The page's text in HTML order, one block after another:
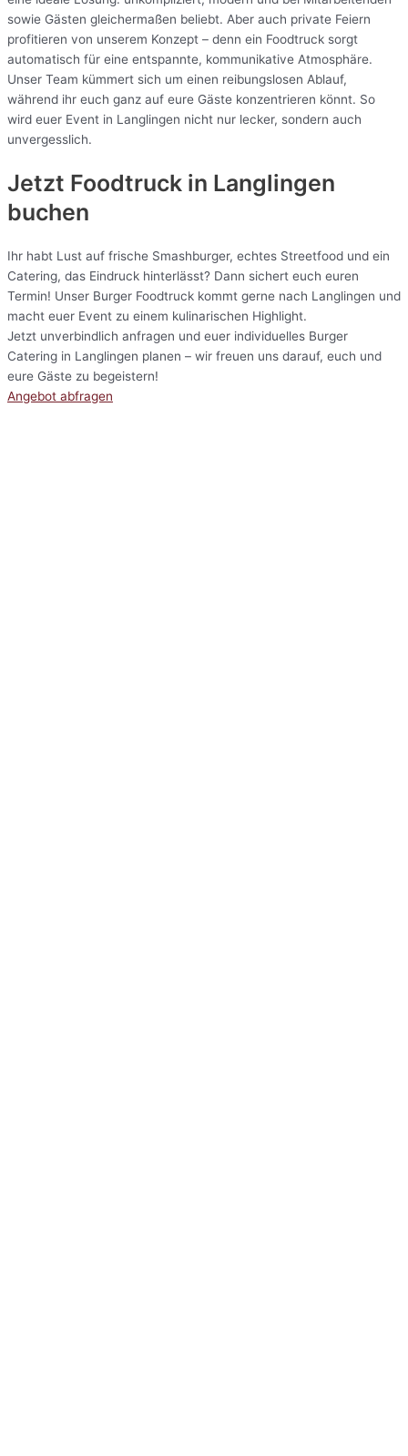
sowie Gästen gleichermaßen beliebt. Aber auch private Feiern
profitieren von unserem Konzept – denn ein Foodtruck sorgt
automatisch für eine entspannte, kommunikative Atmosphäre.
Unser Team kümmert sich um einen reibungslosen Ablauf,
während ihr euch ganz auf eure Gäste konzentrieren könnt. So
wird euer Event in Langlingen nicht nur lecker, sondern auch
unvergesslich.
Jetzt Foodtruck in Langlingen
buchen
Ihr habt Lust auf frische Smashburger, echtes Streetfood und ein
Catering, das Eindruck hinterlässt? Dann sichert euch euren
Termin! Unser Burger Foodtruck kommt gerne nach Langlingen und
macht euer Event zu einem kulinarischen Highlight.
Jetzt unverbindlich anfragen und euer individuelles Burger
Catering in Langlingen planen – wir freuen uns darauf, euch und
eure Gäste zu begeistern!
Angebot abfragen